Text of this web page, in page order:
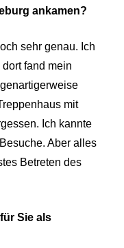
ankamen?
sehr genau. Ich
fand mein
mit
Ich kannte
Aber alles
Betreten des
Sie als